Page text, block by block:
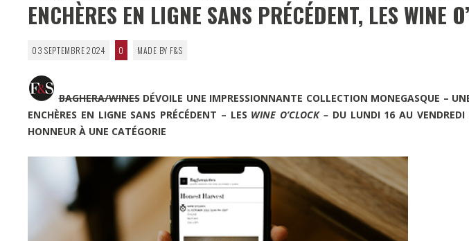
ENCHÈRES EN LIGNE SANS PRÉCÉDENT, LES WINE
03 SEPTEMBRE 2024 0 MADE BY F&S
BAGHERA/WINESDÉVOILE UNE IMPRESSIONNANTE COLLECTION MONEGASQUE –
ENCHÈRES EN LIGNE SANS PRÉCÉDENT – LES WINE O’CLOCK – DU LUNDI 16 AU VENDREDI
HONNEUR À UNE CATÉGORIE